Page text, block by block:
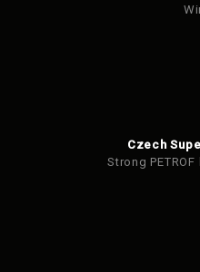
Czech
Strong